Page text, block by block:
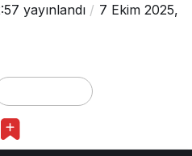
yayınlandı
7 Ekim 2025,